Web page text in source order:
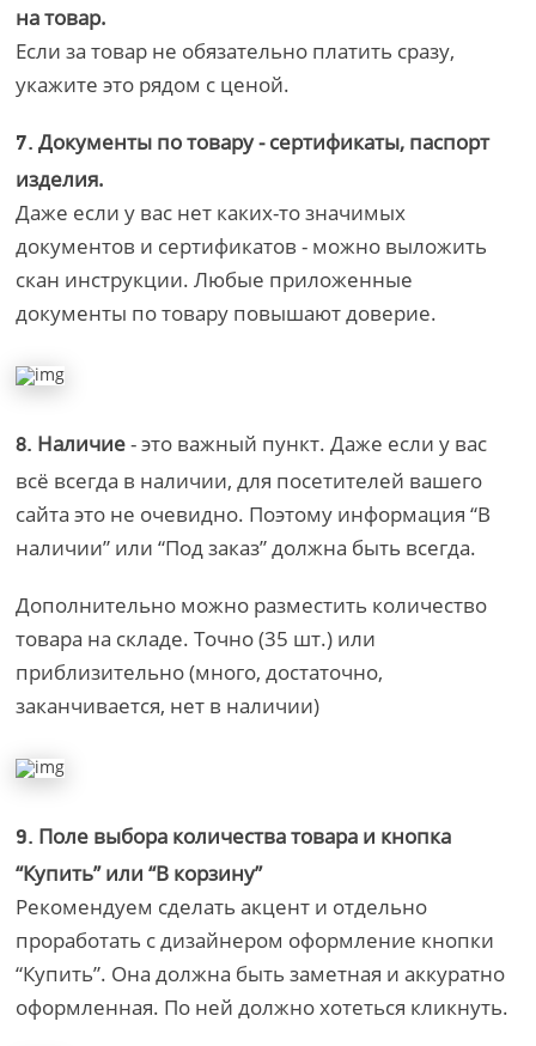
на товар.
Если за товар не обязательно платить сразу,
укажите это рядом с ценой.
7. Документы по товару - сертификаты, паспорт
изделия.
Даже если у вас нет каких-то значимых
документов и сертификатов - можно выложить
скан инструкции. Любые приложенные
документы по товару повышают доверие.
8. Наличие- это важный пункт. Даже если у вас
всё всегда в наличии, для посетителей вашего
сайта это не очевидно. Поэтому информация “В
наличии” или “Под заказ” должна быть всегда.
Дополнительно можно разместить количество
товара на складе. Точно (35 шт.) или
приблизительно (много, достаточно,
заканчивается, нет в наличии)
9. Поле выбора количества товара и кнопка
“Купить” или “В корзину”
Рекомендуем сделать акцент и отдельно
проработать с дизайнером оформление кнопки
“Купить”. Она должна быть заметная и аккуратно
оформленная. По ней должно хотеться кликнуть.